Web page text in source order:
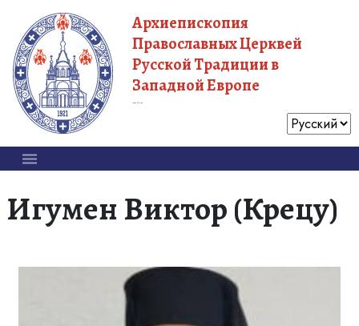
Архиепископия
Православных Церквей
Русской Традиции в
Западной Европе
Игумен Виктор (Крецу)